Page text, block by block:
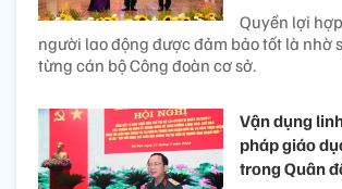
Quyền lợi
người lao động được đảm bảo tốt là nhờ
từng cán bộ Công đoàn cơ sở.
Vận dụng
pháp giáo
trong Quân